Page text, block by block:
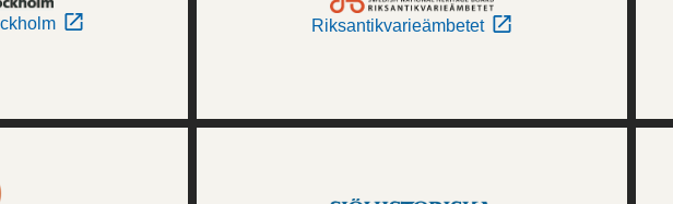
Riksantikvarieämbetet